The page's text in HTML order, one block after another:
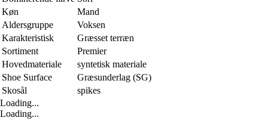
Køn
Mand
Aldersgruppe
Voksen
Karakteristisk
Græsset terræn
Sortiment
Premier
Hovedmateriale
syntetisk materiale
Shoe Surface
Græsunderlag (SG)
Skosål
spikes
Loading...
Loading...